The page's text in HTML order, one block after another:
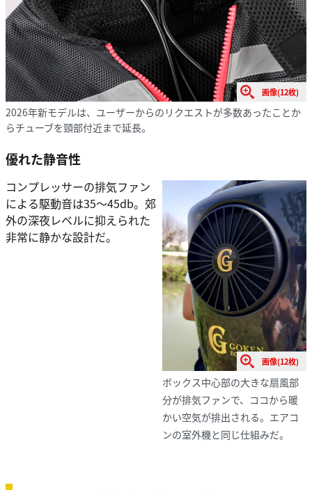
画像(12枚)
2026年新モデルは、ユーザーからのリクエストが多数あったことか
らチューブを頸部付近まで延長。
優れた静音性
画像(12枚)
ボックス中心部の大きな扇風部
分が排気ファンで、ココから暖
かい空気が排出される。エアコ
ンの室外機と同じ仕組みだ。
コンプレッサーの排気ファン
による駆動音は35〜45db。郊
外の深夜レベルに抑えられた
非常に静かな設計だ。